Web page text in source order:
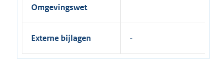
Omgevingswet
Externe bijlagen